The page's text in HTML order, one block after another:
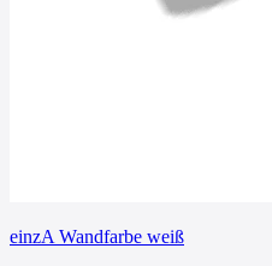
einzA Wandfarbe weiß